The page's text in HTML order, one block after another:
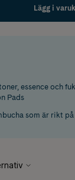
Lägg i
essence och
Pads
som är rikt